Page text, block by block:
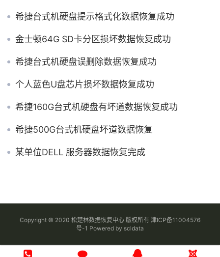
希捷台式机硬盘提示格式化数据恢复成功
金士顿64G SD卡分区损坏数据恢复成功
希捷台式机硬盘误删除数据恢复成功
个人蓝色U盘芯片损坏数据恢复成功
希捷160G台式机硬盘有坏道数据恢复成功
希捷500G台式机硬盘坏道数据恢复
某单位DELL 服务器数据恢复完成
Copyright © 2020 松楚林数据恢复中心 版权所有 津ICP备11004576
号-1 Powered by scldata